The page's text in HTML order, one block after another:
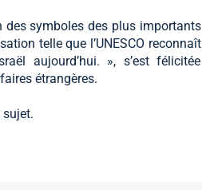
des symboles des plus importants
telle que l’UNESCO reconnaît
aujourd’hui. », s’est félicitée
étrangères.